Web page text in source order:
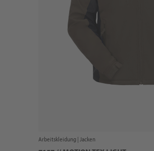
Arbeitskleidung | Jacken